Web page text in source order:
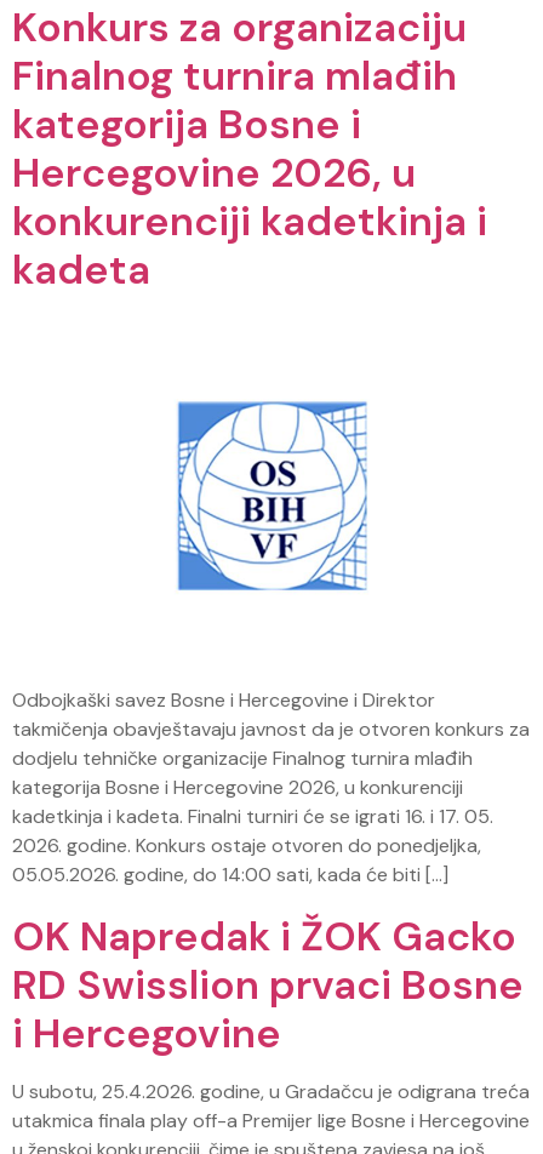
Konkurs za organizaciju
Finalnog turnira mlađih
kategorija Bosne i
Hercegovine 2026, u
konkurenciji kadetkinja i
kadeta
Odbojkaški savez Bosne i Hercegovine i Direktor
takmičenja obavještavaju javnost da je otvoren konkurs za
dodjelu tehničke organizacije Finalnog turnira mlađih
kategorija Bosne i Hercegovine 2026, u konkurenciji
kadetkinja i kadeta. Finalni turniri će se igrati 16. i 17. 05.
2026. godine. Konkurs ostaje otvoren do ponedjeljka,
05.05.2026. godine, do 14:00 sati, kada će biti […]
OK Napredak i ŽOK Gacko
RD Swisslion prvaci Bosne
i Hercegovine
U subotu, 25.4.2026. godine, u Gradačcu je odigrana treća
utakmica finala play off-a Premijer lige Bosne i Hercegovine